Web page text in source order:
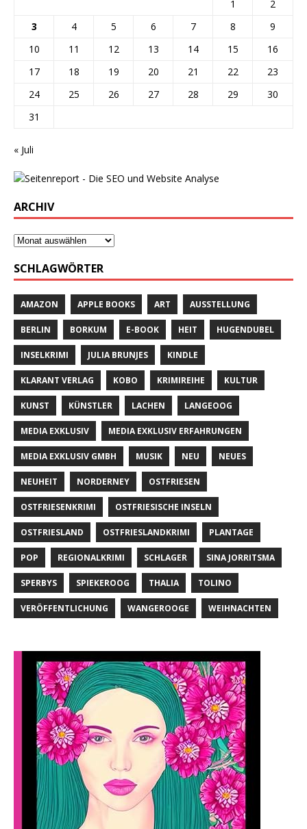
1
2
3
4 5 6 7 8
9
10
11 12 13 14 15
16
17
18 19 20 21 22
23
24
25 26 27 28 29
30
31
« Juli
ARCHIV
SCHLAGWÖRTER
AMAZON APPLE BOOKS ART AUSSTELLUNG
BERLIN BORKUM E-BOOK HEIT HUGENDUBEL
INSELKRIMI JULIA BRUNJES KINDLE
KLARANT VERLAG KOBO KRIMIREIHE KULTUR
KUNST KÜNSTLER LACHEN LANGEOOG
MEDIA EXKLUSIV MEDIA EXKLUSIV ERFAHRUNGEN
MEDIA EXKLUSIV GMBH MUSIK NEU NEUES
NEUHEIT NORDERNEY OSTFRIESEN
OSTFRIESENKRIMI OSTFRIESISCHE INSELN
OSTFRIESLAND OSTFRIESLANDKRIMI PLANTAGE
POP REGIONALKRIMI SCHLAGER SINA JORRITSMA
SPERBYS SPIEKEROOG THALIA TOLINO
VERÖFFENTLICHUNG WANGEROOGE WEIHNACHTEN